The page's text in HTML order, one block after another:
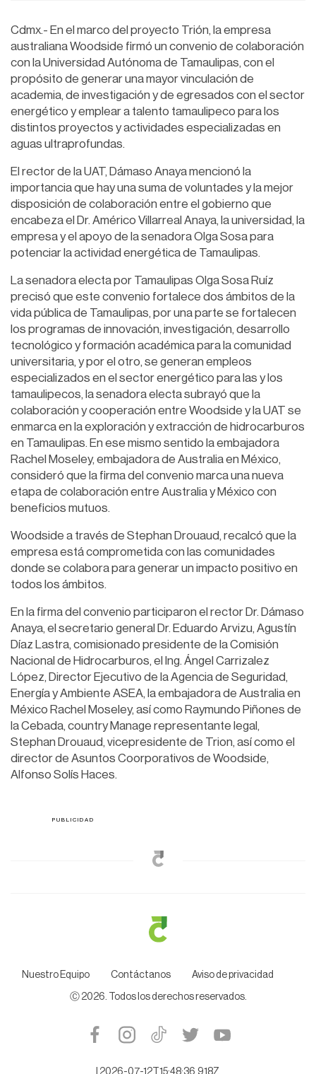
Cdmx.- En el marco del proyecto Trión, la empresa
australiana Woodside firmó un convenio de colaboración
con la Universidad Autónoma de Tamaulipas, con el
propósito de generar una mayor vinculación de
academia, de investigación y de egresados con el sector
energético y emplear a talento tamaulipeco para los
distintos proyectos y actividades especializadas en
aguas ultraprofundas.
El rector de la UAT, Dámaso Anaya mencionó la
importancia que hay una suma de voluntades y la mejor
disposición de colaboración entre el gobierno que
encabeza el Dr. Américo Villarreal Anaya, la universidad, la
empresa y el apoyo de la senadora Olga Sosa para
potenciar la actividad energética de Tamaulipas.
La senadora electa por Tamaulipas Olga Sosa Ruíz
precisó que este convenio fortalece dos ámbitos de la
vida pública de Tamaulipas, por una parte se fortalecen
los programas de innovación, investigación, desarrollo
tecnológico y formación académica para la comunidad
universitaria, y por el otro, se generan empleos
especializados en el sector energético para las y los
tamaulipecos, la senadora electa subrayó que la
colaboración y cooperación entre Woodside y la UAT se
enmarca en la exploración y extracción de hidrocarburos
en Tamaulipas. En ese mismo sentido la embajadora
Rachel Moseley, embajadora de Australia en México,
consideró que la firma del convenio marca una nueva
etapa de colaboración entre Australia y México con
beneficios mutuos.
Woodside a través de Stephan Drouaud, recalcó que la
empresa está comprometida con las comunidades
donde se colabora para generar un impacto positivo en
todos los ámbitos.
En la firma del convenio participaron el rector Dr. Dámaso
Anaya, el secretario general Dr. Eduardo Arvizu, Agustín
Díaz Lastra, comisionado presidente de la Comisión
Nacional de Hidrocarburos, el Ing. Ángel Carrizalez
López, Director Ejecutivo de la Agencia de Seguridad,
Energía y Ambiente ASEA, la embajadora de Australia en
México Rachel Moseley, así como Raymundo Piñones de
la Cebada, country Manage representante legal,
Stephan Drouaud, vicepresidente de Trion, así como el
director de Asuntos Coorporativos de Woodside,
Alfonso Solís Haces.
Nuestro Equipo Contáctanos Aviso de privacidad
Ⓒ 2026. Todos los derechos reservados.
2026-07-12T15:48:36.918Z